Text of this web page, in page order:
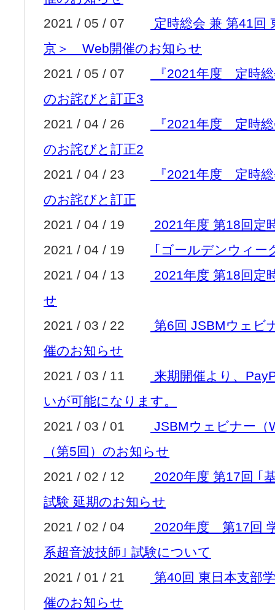
2021 / 05 / 07
定時総会 兼 第41回
京＞ Web開催のお知らせ
2021 / 05 / 07
『2021年度 定時
のお詫びと訂正3
2021 / 04 / 26
『2021年度 定時
のお詫びと訂正2
2021 / 04 / 23
『2021年度 定時
のお詫びと訂正
2021 / 04 / 19
2021年度 第18回定
2021 / 04 / 19
｢ゴールデンウィー
2021 / 04 / 13
2021年度 第18回
せ
2021 / 03 / 22
第6回 JSBMウェビ
催のお知らせ
2021 / 03 / 11
来期開催より、
いが可能になります。
2021 / 03 / 01
JSBMウェビナー（
（第5回）のお知らせ
2021 / 02 / 12
2020年度 第17回 ｢
試験 延期のお知らせ
2021 / 02 / 04
2020年度 第17回
系超音波技師｣ 試験について
2021 / 01 / 21
第40回 東日本支部
催のお知らせ